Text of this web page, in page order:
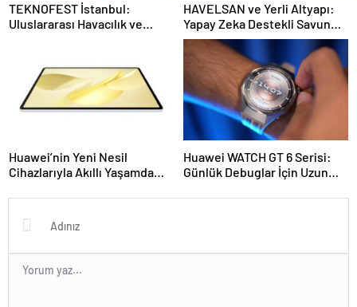
TEKNOFEST İstanbul:
Uluslararası Havacılık ve
Önemli İstatistikler
HAVELSAN ve Yerli Altyapı:
Yapay Zeka Destekli Savunma
Teknolojileriyle Türkiye’nin
Dijital Dönüşümü
Huawei’nin Yeni Nesil
Cihazlarıyla Akıllı Yaşamda
MatePad 12X 2025 ve
FreeBuds 7i
Huawei WATCH GT 6 Serisi:
Günlük Debuglar İçin Uzun
Saatler